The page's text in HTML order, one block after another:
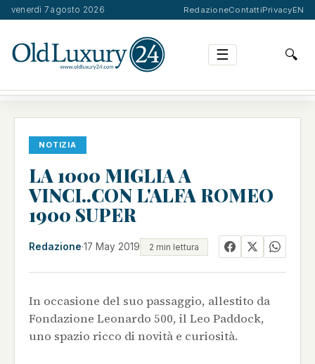
venerdì 7 agosto 2026 RedazioneContattiPrivacyEN
☰ 🔍
NOTIZIA
LA 1000 MIGLIA A
VINCI..CON L'ALFA ROMEO
1900 SUPER
Redazione·17 May 2019 2 min lettura
In occasione del suo passaggio, allestito da
Fondazione Leonardo 500, il Leo Paddock,
uno spazio ricco di novità e curiosità.